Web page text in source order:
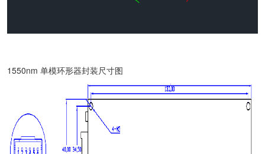
1550nm 单模环形器封装尺寸图